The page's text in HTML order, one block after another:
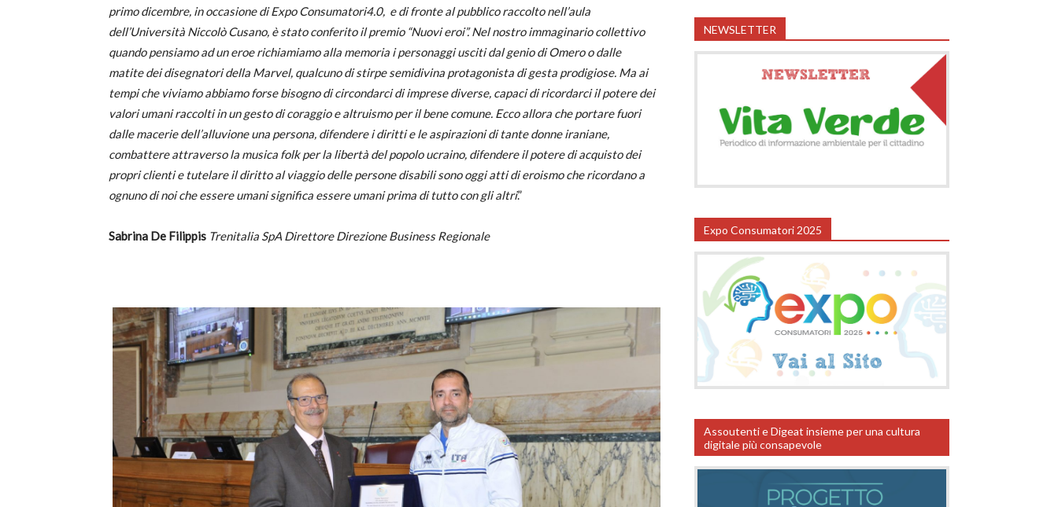
primo dicembre, in occasione di Expo Consumatori4.0, e di fronte al pubblico raccolto nell’aula
dell’Università Niccolò Cusano, è stato conferito il premio “Nuovi eroi”. Nel nostro immaginario collettivo
quando pensiamo ad un eroe richiamiamo alla memoria i personaggi usciti dal genio di Omero o dalle
matite dei disegnatori della Marvel, qualcuno di stirpe semidivina protagonista di gesta prodigiose. Ma ai
tempi che viviamo abbiamo forse bisogno di circondarci di imprese diverse, capaci di ricordarci il potere dei
valori umani raccolti in un gesto di coraggio e altruismo per il bene comune. Ecco allora che portare fuori
dalle macerie dell’alluvione una persona, difendere i diritti e le aspirazioni di tante donne iraniane,
combattere attraverso la musica folk per la libertà del popolo ucraino, difendere il potere di acquisto dei
propri clienti e tutelare il diritto al viaggio delle persone disabili sono oggi atti di eroismo che ricordano a
ognuno di noi che essere umani significa essere umani prima di tutto con gli altri.”
Sabrina De Filippis Trenitalia SpA Direttore Direzione Business Regionale
NEWSLETTER
Expo Consumatori 2025
Assoutenti e Digeat insieme per una cultura
digitale più consapevole